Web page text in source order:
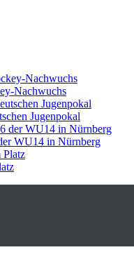
Nachwuchs
Jugenpokal
WU14 in Nürnberg